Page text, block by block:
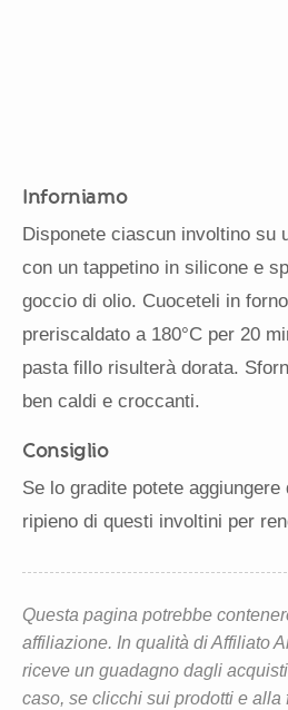
Inforniamo
Disponete ciascun involtino su
con un tappetino in silicone e
goccio di olio. Cuoceteli in
preriscaldato a 180°C per 20
pasta fillo risulterà dorata.
ben caldi e croccanti.
Consiglio
Se lo gradite potete aggiungere
ripieno di questi involtini per
Questa pagina potrebbe
affiliazione. In qualità di Affiliato
riceve un guadagno dagli
caso, se clicchi sui prodotti e alla